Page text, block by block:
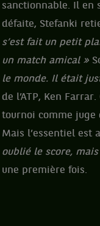
sanctionnable. Il en
défaite, Stefanki
s’est fait un petit
un match amical »
le monde. Il était
de l’ATP, Ken
tournoi comme juge
Mais l’essentiel est
oublié le score,
une première fois.